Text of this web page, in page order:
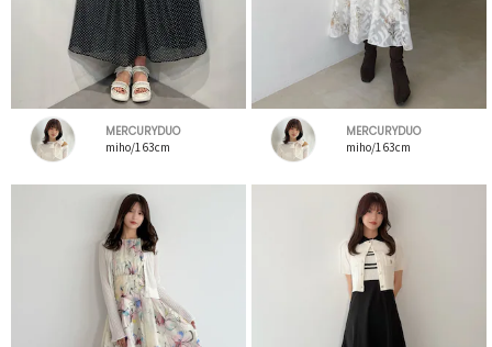
MERCURYDUO
miho/163cm
MERCURYDUO
miho/163cm